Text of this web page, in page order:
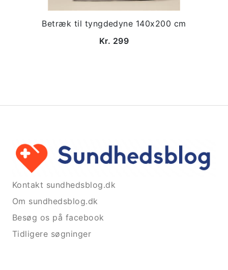
Betræk til tyngdedyne 140x200 cm
Kr. 299
Kontakt sundhedsblog.dk
Om sundhedsblog.dk
Besøg os på facebook
Tidligere søgninger